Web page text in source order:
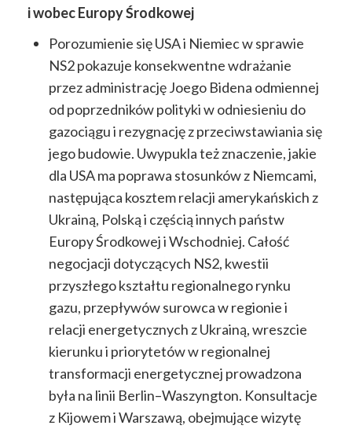
i wobec Europy Środkowej
Porozumienie się USA i Niemiec w sprawie
NS2 pokazuje konsekwentne wdrażanie
przez administrację Joego Bidena odmiennej
od poprzedników polityki w odniesieniu do
gazociągu i rezygnację z przeciwstawiania się
jego budowie. Uwypukla też znaczenie, jakie
dla USA ma poprawa stosunków z Niemcami,
następująca kosztem relacji amerykańskich z
Ukrainą, Polską i częścią innych państw
Europy Środkowej i Wschodniej. Całość
negocjacji dotyczących NS2, kwestii
przyszłego kształtu regionalnego rynku
gazu, przepływów surowca w regionie i
relacji energetycznych z Ukrainą, wreszcie
kierunku i priorytetów w regionalnej
transformacji energetycznej prowadzona
była na linii Berlin–Waszyngton. Konsultacje
z Kijowem i Warszawą, obejmujące wizytę